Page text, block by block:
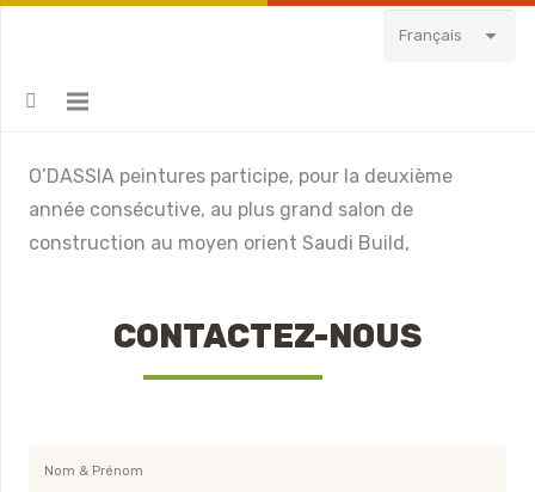
Français
O’DASSIA peintures participe, pour la deuxième
année consécutive, au plus grand salon de
construction au moyen orient Saudi Build,
CONTACTEZ-NOUS